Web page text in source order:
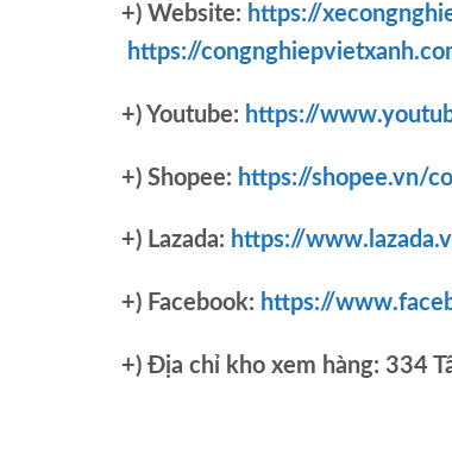
+) Website: https://
https://
+) Youtube: https://
+) Shopee: https://shopee.vn/
+) Lazada: https://
+) Facebook: https://
+) Địa chỉ kho xem hàng: 334